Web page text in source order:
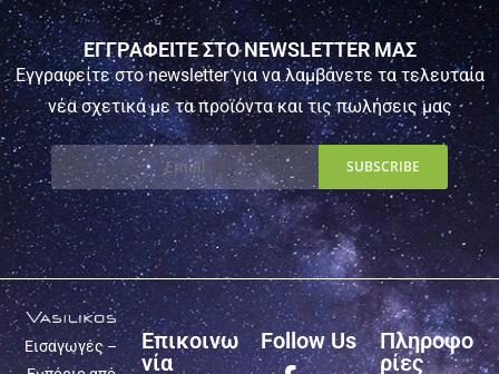
ΕΓΓΡΑΦΕΙΤΕ ΣΤΟ NEWSLETTER ΜΑΣ
Εγγραφείτε στο newsletter για να λαμβάνετε τα τελευταία
νέα σχετικά με τα προϊόντα και τις πωλήσεις μας
Εισαγωγές –
Επικοινω
νία
Follow Us
Πληροφο
ρίες